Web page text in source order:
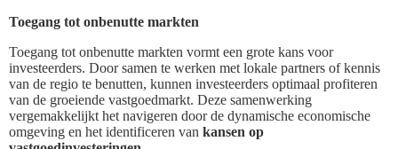
Toegang tot onbenutte markten
Toegang tot onbenutte markten vormt een grote kans voor
investeerders. Door samen te werken met lokale partners of kennis
van de regio te benutten, kunnen investeerders optimaal profiteren
van de groeiende vastgoedmarkt. Deze samenwerking
vergemakkelijkt het navigeren door de dynamische economische
omgeving en het identificeren van kansen op